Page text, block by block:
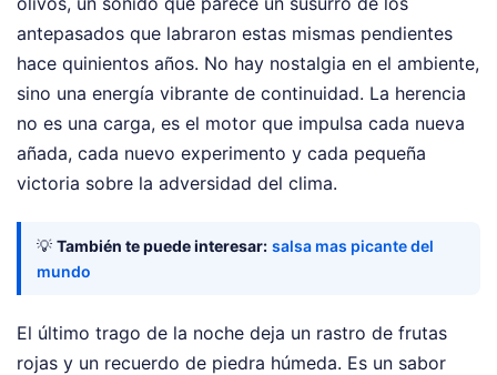
antepasados que labraron estas mismas pendientes
hace quinientos años. No hay nostalgia en el ambiente,
sino una energía vibrante de continuidad. La herencia
no es una carga, es el motor que impulsa cada nueva
añada, cada nuevo experimento y cada pequeña
victoria sobre la adversidad del clima.
💡 También te puede interesar: salsa mas picante del
mundo
El último trago de la noche deja un rastro de frutas
rojas y un recuerdo de piedra húmeda. Es un sabor